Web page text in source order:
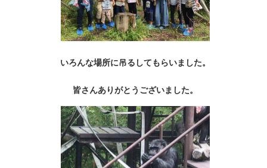
いろんな場所に吊るしてもらいました。
皆さんありがとうございました。